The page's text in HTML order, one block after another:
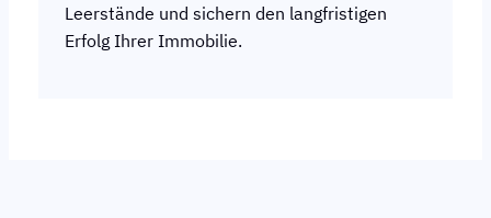
Leerstände und sichern den langfristigen
Erfolg Ihrer Immobilie.